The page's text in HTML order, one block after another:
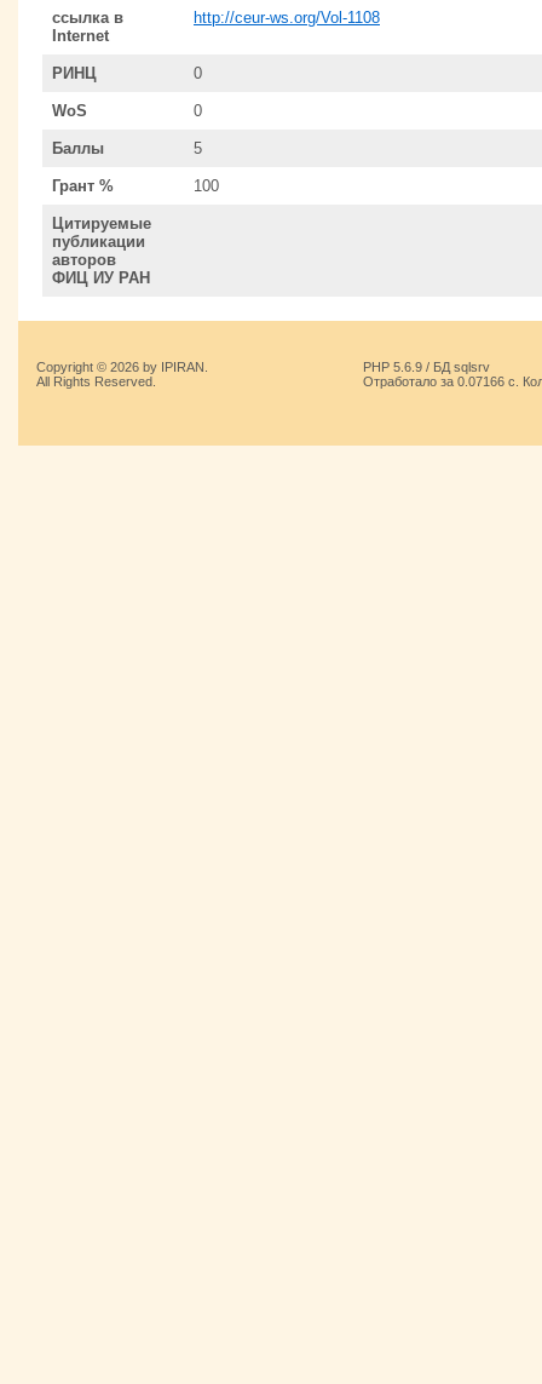
ссылка в
Internet
http://ceur-ws.org/Vol-1108
РИНЦ 0
WoS 0
Баллы 5
Грант % 100
Цитируемые
публикации
авторов
ФИЦ ИУ РАН
Copyright © 2026 by IPIRAN.
All Rights Reserved.
PHP 5.6.9 / БД sqlsrv
Отработало за 0.07166 с.